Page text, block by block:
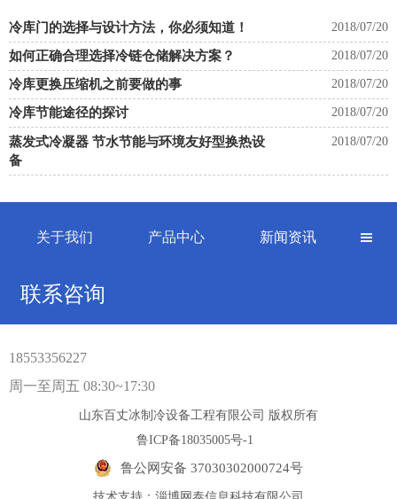
冷库门的选择与设计方法，你必须知道！ 2018/07/20
如何正确合理选择冷链仓储解决方案？ 2018/07/20
冷库更换压缩机之前要做的事 2018/07/20
冷库节能途径的探讨 2018/07/20
蒸发式冷凝器 节水节能与环境友好型换热设
备
2018/07/20
关于我们 产品中心 新闻资讯 
联系咨询
18553356227
周一至周五 08:30~17:30
山东百丈冰制冷设备工程有限公司 版权所有
鲁ICP备18035005号-1
鲁公网安备 37030302000724号